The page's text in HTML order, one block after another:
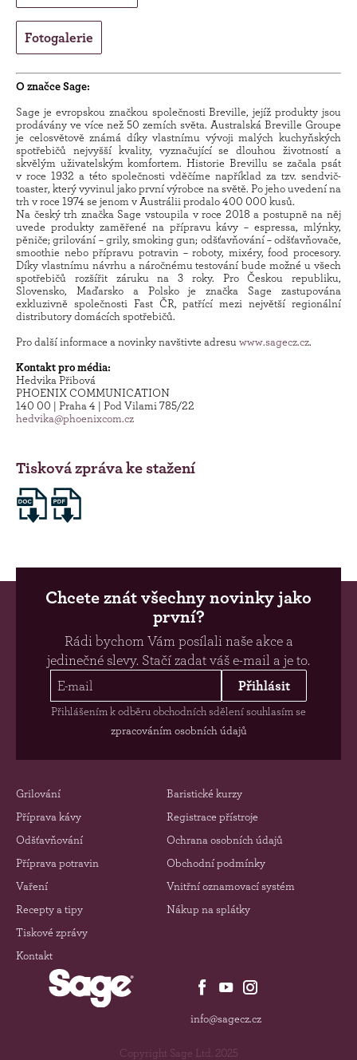
Fotogalerie
O značce Sage:
Sage je evropskou značkou společnosti Breville, jejíž produkty jsou
prodávány ve více než 50 zemích světa. Australská Breville Groupe
je celosvětově známá díky vlastnímu vývoji malých kuchyňských
spotřebičů nejvyšší kvality, vyznačující se dlouhou životností a
skvělým uživatelským komfortem. Historie Brevillu se začala psát
v roce 1932 a této společnosti vděčíme například za tzv. sendvič-
toaster, který vyvinul jako první výrobce na světě. Po jeho uvedení na
trh v roce 1974 se jenom v Austrálii prodalo 400 000 kusů.
Na český trh značka Sage vstoupila v roce 2018 a postupně na něj
uvede produkty zaměřené na přípravu kávy – espressa, mlýnky,
pěniče; grilování – grily, smoking gun; odšťavňování – odšťavňovače,
smoothie nebo přípravu potravin – roboty, mixéry, food procesory.
Díky vlastnímu návrhu a náročnému testování bude možné u všech
spotřebičů rozšířit záruku na 3 roky. Pro Českou republiku,
Slovensko, Maďarsko a Polsko je značka Sage zastupována
exkluzivně společnosti Fast ČR, patřící mezi největší regionální
distributory domácích spotřebičů.
Pro další informace a novinky navštivte adresu www.sagecz.cz.
Kontakt pro média:
Hedvika Přibová
PHOENIX COMMUNICATION
140 00 | Praha 4 | Pod Vilami 785/22
hedvika@phoenixcom.cz
Tisková zpráva ke stažení
Chcete znát všechny novinky jako
první?
Rádi bychom Vám posílali naše akce a
jedinečné slevy. Stačí zadat váš e-mail a je to.
Přihlásit
Přihlášením k odběru obchodních sdělení souhlasím se
zpracováním osobních údajů
Grilování
Příprava kávy
Odšťavňování
Příprava potravin
Vaření
Recepty a tipy
Tiskové zprávy
Kontakt
Baristické kurzy
Registrace přístroje
Ochrana osobních údajů
Obchodní podmínky
Vnitřní oznamovací systém
Nákup na splátky
info@sagecz.cz
Copyright Sage Ltd. 2025